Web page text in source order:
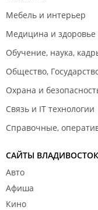
Мебель и интерьер
Медицина и здоровье
Обучение, наука,
Общество,
Охрана и
Связь и IT технологии
Справочные,
САЙТЫ
Авто
Афиша
Кино